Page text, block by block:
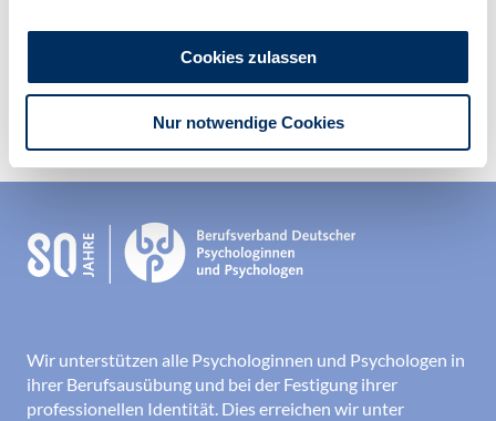
Cookies zulassen
Nur notwendige Cookies
Zur Übersicht
Wir unterstützen alle Psychologinnen und Psychologen in
ihrer Berufsausübung und bei der Festigung ihrer
professionellen Identität. Dies erreichen wir unter